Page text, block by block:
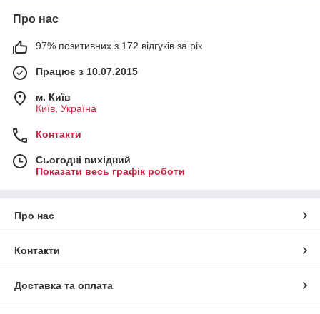
Про нас
97% позитивних з 172 відгуків за рік
Працює з 10.07.2015
м. Київ
Київ, Україна
Контакти
Сьогодні вихідний
Показати весь графік роботи
Про нас
Контакти
Доставка та оплата